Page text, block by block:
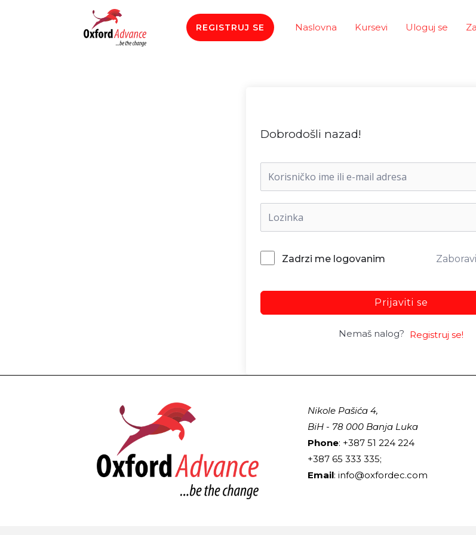
REGISTRUJ SE Naslovna Kursevi Uloguj se
Dobrodošli nazad!
Zadrzi me logovanim
Prijaviti se
Nemaš nalog? Registruj se!
Nikole Pašića 4,
BiH - 78 000 Banja Luka
Phone: +387 51 224 224
+387 65 333 335;
Email: info@oxfordec.com